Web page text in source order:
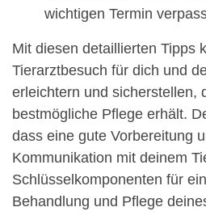
wichtigen Termin
Mit diesen detaillierten Tipps
Tierarztbesuch für dich und
erleichtern und sicherstellen,
bestmögliche Pflege erhält.
dass eine gute Vorbereitung
Kommunikation mit deinem
Schlüsselkomponenten für
Behandlung und Pflege